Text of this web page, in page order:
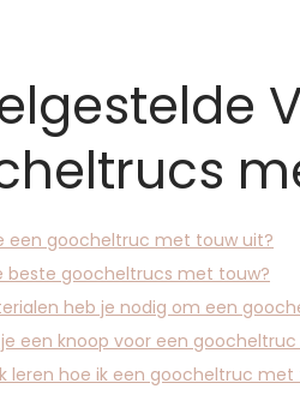
een goocheltruc met touw uit?
beste goocheltrucs met touw?
heb je nodig om een
een knoop voor een
leren hoe ik een goocheltruc